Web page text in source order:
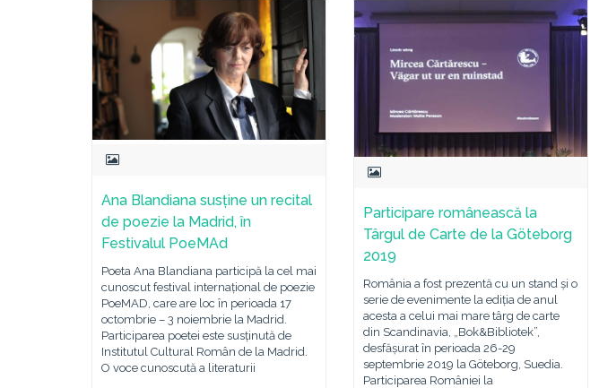
Ana Blandiana susține un recital
de poezie la Madrid, în
Festivalul PoeMAd
Poeta Ana Blandiana participă la cel mai
cunoscut festival internațional de poezie
PoeMAD, care are loc în perioada 17
octombrie – 3 noiembrie la Madrid.
Participarea poetei este susținută de
Institutul Cultural Român de la Madrid.
O voce cunoscută a literaturii
Participare românească la
Târgul de Carte de la Göteborg
2019
România a fost prezentă cu un stand și o
serie de evenimente la ediția de anul
acesta a celui mai mare târg de carte
din Scandinavia, „Bok&Bibliotek”,
desfășurat în perioada 26-29
septembrie 2019 la Göteborg, Suedia.
Participarea României la